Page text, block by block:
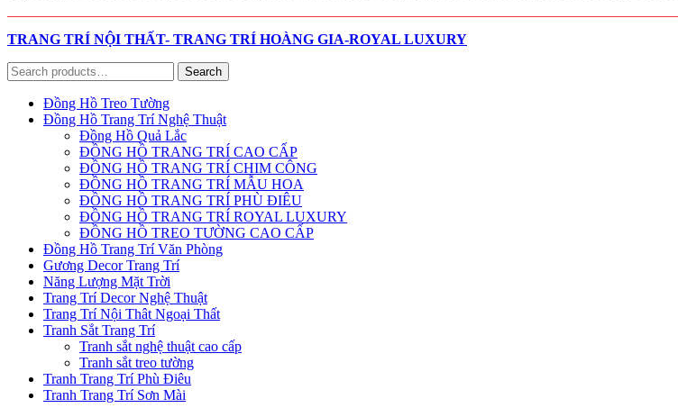
TRANG TRÍ NỘI THẤT- TRANG TRÍ HOÀNG GIA-ROYAL LUXURY
Search
for:
Search
Đồng Hồ Treo Tường
Đồng Hồ Trang Trí Nghệ Thuật
Đồng Hồ Quả Lắc
ĐỒNG HỒ TRANG TRÍ CAO CẤP
ĐỒNG HỒ TRANG TRÍ CHIM CÔNG
ĐỒNG HỒ TRANG TRÍ MẪU HOA
ĐỒNG HỒ TRANG TRÍ PHÙ ĐIÊU
ĐỒNG HỒ TRANG TRÍ ROYAL LUXURY
ĐỒNG HỒ TREO TƯỜNG CAO CẤP
Đồng Hồ Trang Trí Văn Phòng
Gương Decor Trang Trí
Năng Lượng Mặt Trời
Trang Trí Decor Nghệ Thuật
Trang Trí Nội Thât Ngoại Thất
Tranh Sắt Trang Trí
Tranh sắt nghệ thuật cao cấp
Tranh sắt treo tường
Tranh Trang Trí Phù Điêu
Tranh Trang Trí Sơn Mài